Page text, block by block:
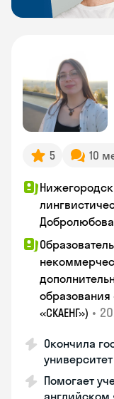
5 10
Добролюбова
образования
«СКАЕНГ») •
Окончила
Помогает
английском